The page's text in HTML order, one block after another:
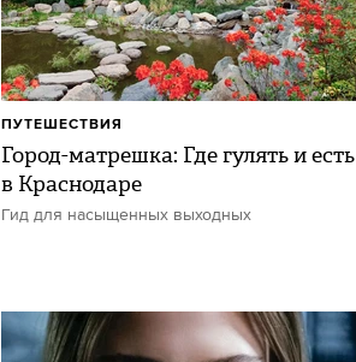
Город-матрешка: Где гулять и есть
в Краснодаре
Гид для насыщенных выходных
ПУТЕШЕСТВИЯ